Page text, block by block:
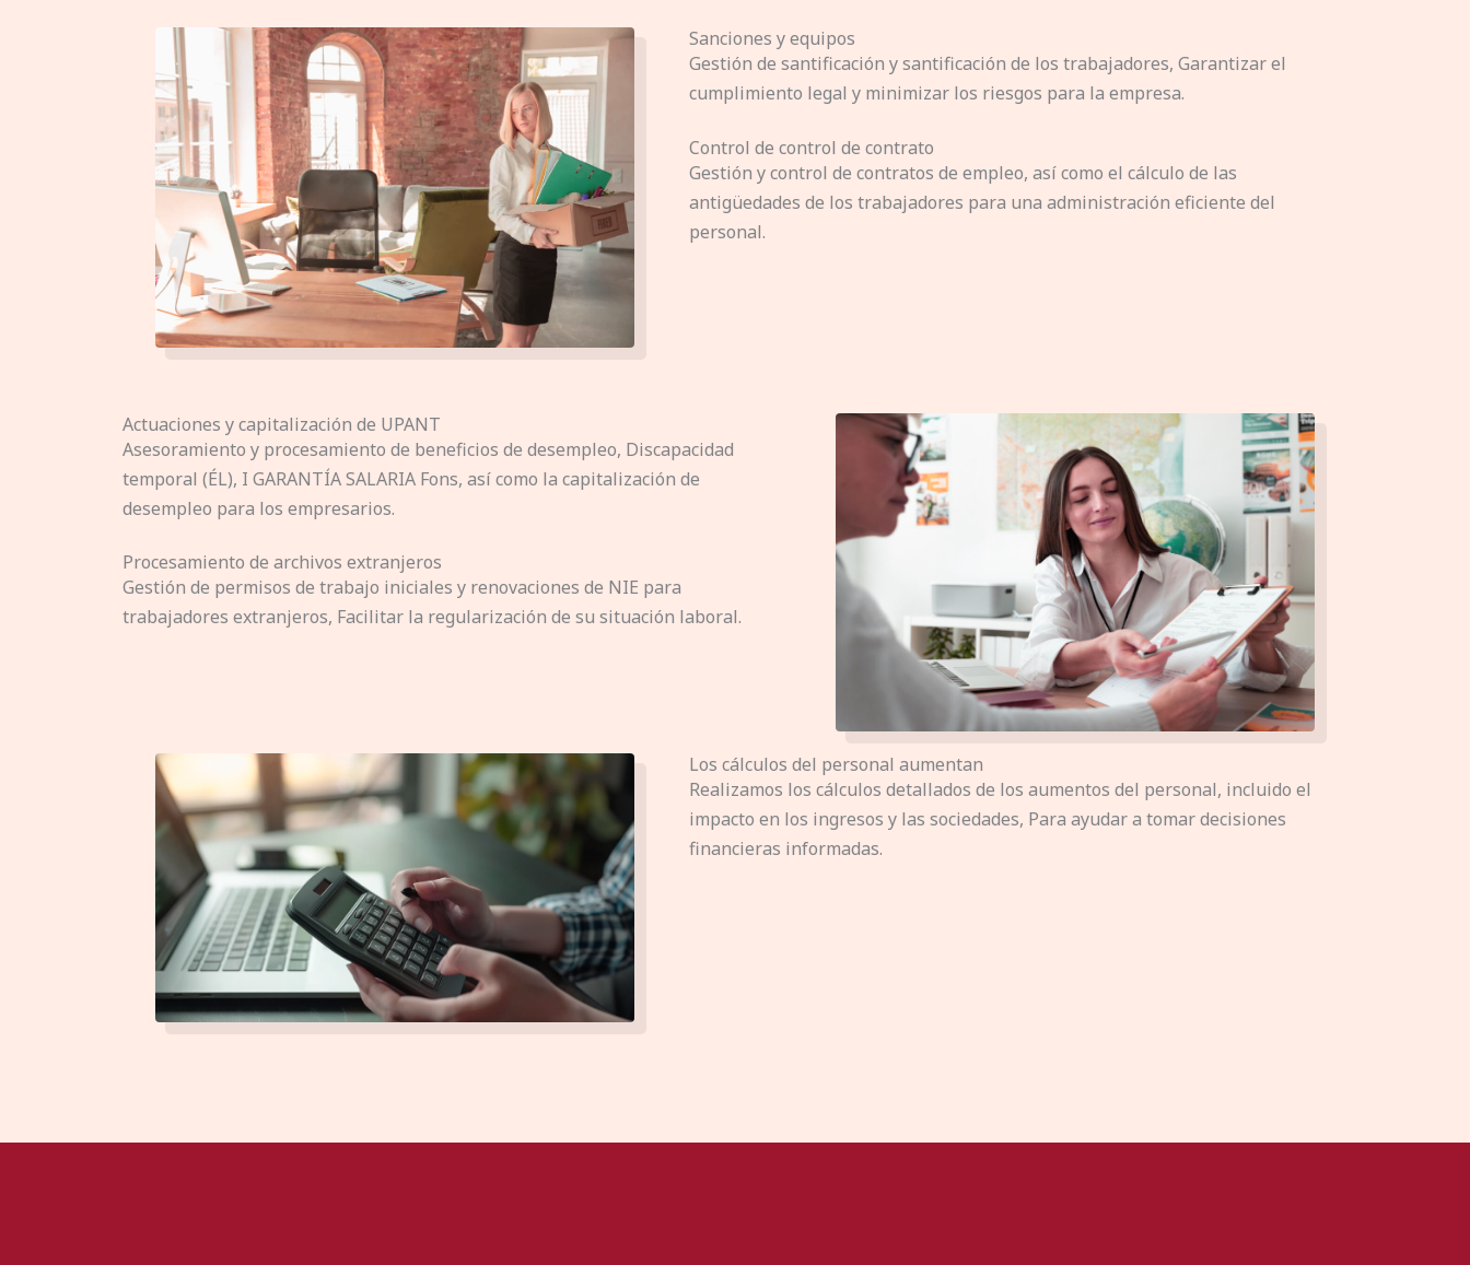
Sanciones y equipos
Gestión de santificación y santificación de los trabajadores, Garantizar el
cumplimiento legal y minimizar los riesgos para la empresa.
Control de control de contrato
Gestión y control de contratos de empleo, así como el cálculo de las
antigüedades de los trabajadores para una administración eficiente del
personal.
Actuaciones y capitalización de UPANT
Asesoramiento y procesamiento de beneficios de desempleo, Discapacidad
temporal (ÉL), I GARANTÍA SALARIA Fons, así como la capitalización de
desempleo para los empresarios.
Procesamiento de archivos extranjeros
Gestión de permisos de trabajo iniciales y renovaciones de NIE para
trabajadores extranjeros, Facilitar la regularización de su situación laboral.
Los cálculos del personal aumentan
Realizamos los cálculos detallados de los aumentos del personal, incluido el
impacto en los ingresos y las sociedades, Para ayudar a tomar decisiones
financieras informadas.